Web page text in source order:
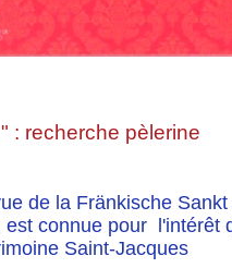
: recherche pèlerine
de la Fränkische
connue pour l'intérêt
Saint-Jacques